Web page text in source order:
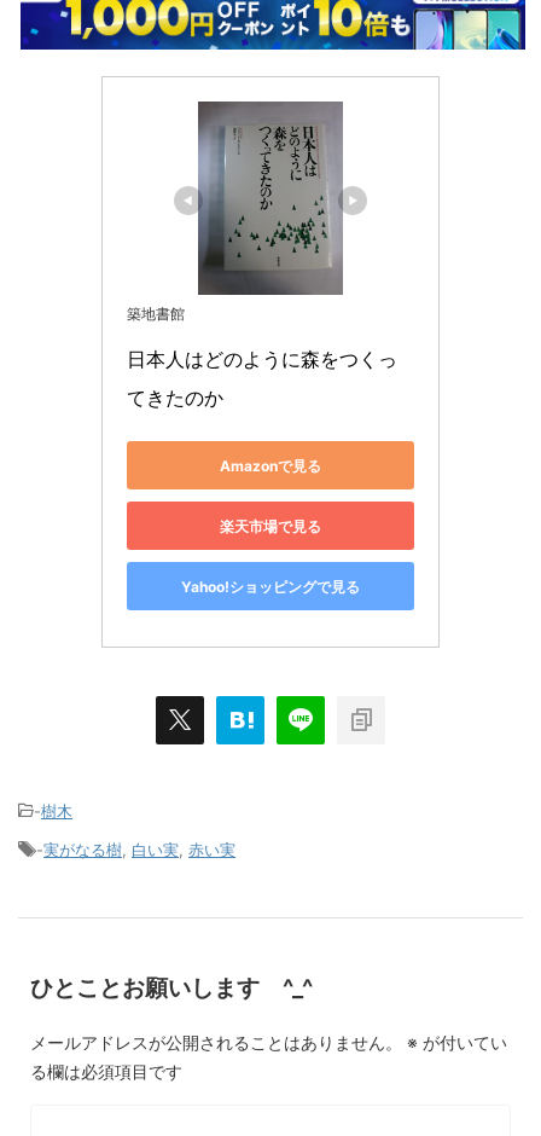
築地書館
日本人はどのように森をつくっ
てきたのか
Amazonで見る
楽天市場で見る
Yahoo!ショッピングで見る
-樹木
-実がなる樹 白い実 赤い実
ひとことお願いします ^_^
メールアドレスが公開されることはありません。 ※ が付いてい
る欄は必須項目です